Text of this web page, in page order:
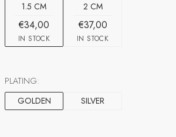
1.5 CM
€34,00
IN STOCK
2 CM
€37,00
IN STOCK
PLATING:
GOLDEN
SILVER